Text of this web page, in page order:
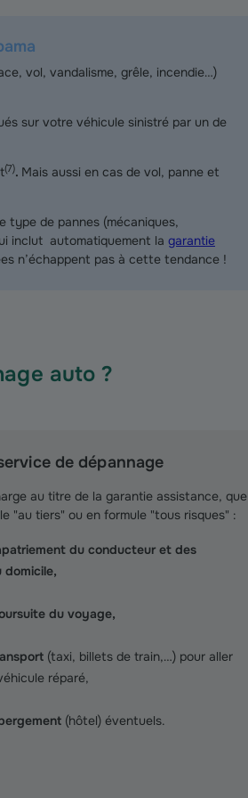
vol, vandalisme, grêle, incendie…)
sur votre véhicule sinistré par un de
(7). Mais aussi en cas de vol, panne et
type de pannes (mécaniques,
inclut automatiquement la garantie
n’échappent pas à cette tendance !
auto ?
de dépannage
au titre de la garantie assistance, que
"au tiers" ou en formule "tous risques" :
du conducteur et des
domicile,
du voyage,
(taxi, billets de train,…) pour aller
réparé,
(hôtel) éventuels.